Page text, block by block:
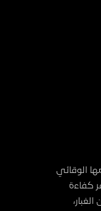
الوقائي
كفاءة